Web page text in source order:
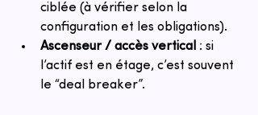
ciblée (à vérifier selon la
configuration et les obligations).
Ascenseur / accès vertical : si
l’actif est en étage, c’est souvent
le “deal breaker”.